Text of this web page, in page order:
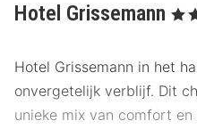
Hotel Grissemann , 3
Hotel Grissemann in het
onvergetelijk verblijf. Dit
unieke mix van comfort